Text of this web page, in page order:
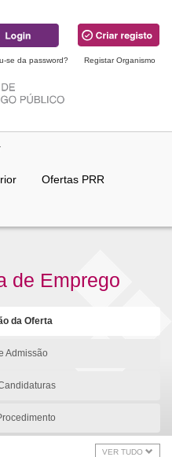
se da password? Registar Organismo
Ofertas PRR
de Emprego
da Oferta
Admissão
VER TUDO